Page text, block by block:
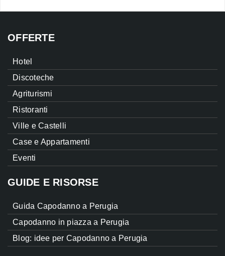
OFFERTE
Hotel
Discoteche
Agriturismi
Ristoranti
Ville e Castelli
Case e Appartamenti
Eventi
GUIDE E RISORSE
Guida Capodanno a Perugia
Capodanno in piazza a Perugia
Blog: idee per Capodanno a Perugia